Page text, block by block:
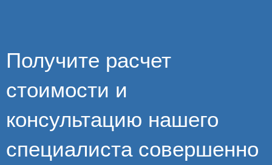
Получите расчет
стоимости и
консультацию нашего
специалиста совершенно